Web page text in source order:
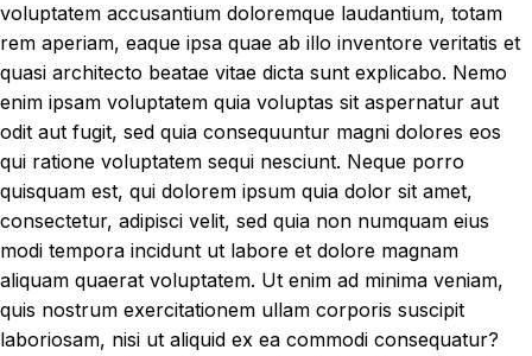
voluptatem accusantium doloremque laudantium, totam
rem aperiam, eaque ipsa quae ab illo inventore veritatis et
quasi architecto beatae vitae dicta sunt explicabo. Nemo
enim ipsam voluptatem quia voluptas sit aspernatur aut
odit aut fugit, sed quia consequuntur magni dolores eos
qui ratione voluptatem sequi nesciunt. Neque porro
quisquam est, qui dolorem ipsum quia dolor sit amet,
consectetur, adipisci velit, sed quia non numquam eius
modi tempora incidunt ut labore et dolore magnam
aliquam quaerat voluptatem. Ut enim ad minima veniam,
quis nostrum exercitationem ullam corporis suscipit
laboriosam, nisi ut aliquid ex ea commodi consequatur?